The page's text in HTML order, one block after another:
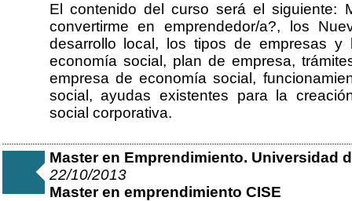
El contenido del curso será el siguiente:
convertirme en emprendedor/a?, los
desarrollo local, los tipos de empresas
economía social, plan de empresa,
empresa de economía social,
social, ayudas existentes para la
social corporativa.
Master en Emprendimiento. Universidad
22/10/2013
Master en emprendimiento CISE